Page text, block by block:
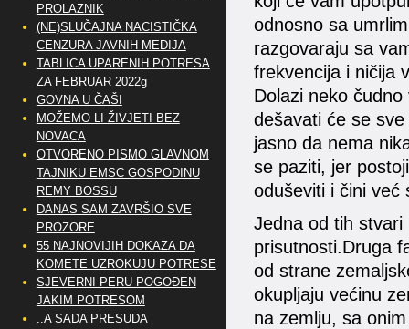
odnosno sa
razgovaraju sa
frekvencija i ničija
Dolazi neko
dešavati će se
jasno da nema
se paziti, jer
oduševiti i čini već
Jedna od tih stvari
prisutnosti.Druga
od strane
okupljaju većinu
na zemlju, sa
PROLAZNIK
(NE)SLUČAJNA NACISTIČKA
CENZURA JAVNIH MEDIJA
TABLICA UPARENIH POTRESA
ZA FEBRUAR 2022g
GOVNA U ČAŠI
MOŽEMO LI ŽIVJETI BEZ
NOVACA
OTVORENO PISMO GLAVNOM
TAJNIKU EMSC GOSPODINU
REMY BOSSU
DANAS SAM ZAVRŠIO SVE
PROZORE
55 NAJNOVIJIH DOKAZA DA
KOMETE UZROKUJU POTRESE
SJEVERNI PERU POGOĐEN
JAKIM POTRESOM
..A SADA PRESUDA